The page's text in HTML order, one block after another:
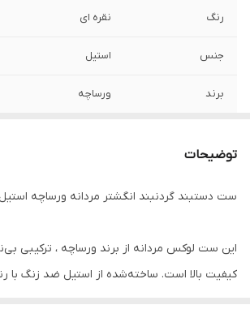
رنگ نقره ای
جنس استیل
برند ورساچه
سایز انگشتر دارای سایز بندی
سایر دستبند قفل مگنتی کشویی
توضیحات
ست دستبند گردنبند انگشتر مردانه ورساچه
این ست لوکس مردانه از برند ورساچه ، ترکیبی
کیفیت بالا است. ساخته‌شده از استیل ضد زنگ با